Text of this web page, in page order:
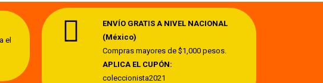
el
ENVÍO GRATIS A NIVEL NACIONAL
(México)
Compras mayores de $1,000 pesos.
APLICA EL CUPÓN:
coleccionista2021